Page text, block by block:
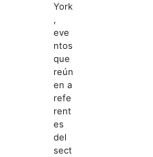
York
,
eve
ntos
que
reún
en a
refe
rent
es
del
sect